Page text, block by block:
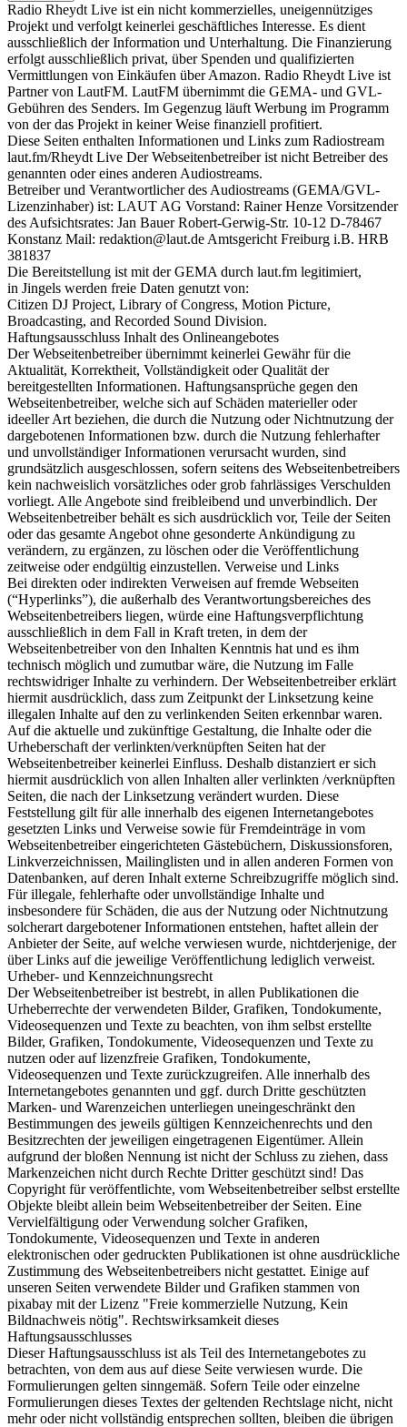
Radio Rheydt Live ist ein nicht kommerzielles, uneigennütziges
Projekt und verfolgt keinerlei geschäftliches Interesse. Es dient
ausschließlich der Information und Unterhaltung. Die Finanzierung
erfolgt ausschließlich privat, über Spenden und qualifizierten
Vermittlungen von Einkäufen über Amazon. Radio Rheydt Live ist
Partner von LautFM. LautFM übernimmt die GEMA- und GVL-
Gebühren des Senders. Im Gegenzug läuft Werbung im Programm
von der das Projekt in keiner Weise finanziell profitiert.
Diese Seiten enthalten Informationen und Links zum Radiostream
laut.fm/Rheydt Live Der Webseitenbetreiber ist nicht Betreiber des
genannten oder eines anderen Audiostreams.
Betreiber und Verantwortlicher des Audiostreams (GEMA/GVL-
Lizenzinhaber) ist: LAUT AG Vorstand: Rainer Henze Vorsitzender
des Aufsichtsrates: Jan Bauer Robert-Gerwig-Str. 10-12 D-78467
Konstanz Mail: redaktion@laut.de Amtsgericht Freiburg i.B. HRB
381837
Die Bereitstellung ist mit der GEMA durch laut.fm legitimiert,
in Jingels werden freie Daten genutzt von:
Citizen DJ Project, Library of Congress, Motion Picture,
Broadcasting, and Recorded Sound Division.
Haftungsausschluss Inhalt des Onlineangebotes
Der Webseitenbetreiber übernimmt keinerlei Gewähr für die
Aktualität, Korrektheit, Vollständigkeit oder Qualität der
bereitgestellten Informationen. Haftungsansprüche gegen den
Webseitenbetreiber, welche sich auf Schäden materieller oder
ideeller Art beziehen, die durch die Nutzung oder Nichtnutzung der
dargebotenen Informationen bzw. durch die Nutzung fehlerhafter
und unvollständiger Informationen verursacht wurden, sind
grundsätzlich ausgeschlossen, sofern seitens des Webseitenbetreibers
kein nachweislich vorsätzliches oder grob fahrlässiges Verschulden
vorliegt. Alle Angebote sind freibleibend und unverbindlich. Der
Webseitenbetreiber behält es sich ausdrücklich vor, Teile der Seiten
oder das gesamte Angebot ohne gesonderte Ankündigung zu
verändern, zu ergänzen, zu löschen oder die Veröffentlichung
zeitweise oder endgültig einzustellen. Verweise und Links
Bei direkten oder indirekten Verweisen auf fremde Webseiten
(“Hyperlinks”), die außerhalb des Verantwortungsbereiches des
Webseitenbetreibers liegen, würde eine Haftungsverpflichtung
ausschließlich in dem Fall in Kraft treten, in dem der
Webseitenbetreiber von den Inhalten Kenntnis hat und es ihm
technisch möglich und zumutbar wäre, die Nutzung im Falle
rechtswidriger Inhalte zu verhindern. Der Webseitenbetreiber erklärt
hiermit ausdrücklich, dass zum Zeitpunkt der Linksetzung keine
illegalen Inhalte auf den zu verlinkenden Seiten erkennbar waren.
Auf die aktuelle und zukünftige Gestaltung, die Inhalte oder die
Urheberschaft der verlinkten/verknüpften Seiten hat der
Webseitenbetreiber keinerlei Einfluss. Deshalb distanziert er sich
hiermit ausdrücklich von allen Inhalten aller verlinkten /verknüpften
Seiten, die nach der Linksetzung verändert wurden. Diese
Feststellung gilt für alle innerhalb des eigenen Internetangebotes
gesetzten Links und Verweise sowie für Fremdeinträge in vom
Webseitenbetreiber eingerichteten Gästebüchern, Diskussionsforen,
Linkverzeichnissen, Mailinglisten und in allen anderen Formen von
Datenbanken, auf deren Inhalt externe Schreibzugriffe möglich sind.
Für illegale, fehlerhafte oder unvollständige Inhalte und
insbesondere für Schäden, die aus der Nutzung oder Nichtnutzung
solcherart dargebotener Informationen entstehen, haftet allein der
Anbieter der Seite, auf welche verwiesen wurde, nichtderjenige, der
über Links auf die jeweilige Veröffentlichung lediglich verweist.
Urheber- und Kennzeichnungsrecht
Der Webseitenbetreiber ist bestrebt, in allen Publikationen die
Urheberrechte der verwendeten Bilder, Grafiken, Tondokumente,
Videosequenzen und Texte zu beachten, von ihm selbst erstellte
Bilder, Grafiken, Tondokumente, Videosequenzen und Texte zu
nutzen oder auf lizenzfreie Grafiken, Tondokumente,
Videosequenzen und Texte zurückzugreifen. Alle innerhalb des
Internetangebotes genannten und ggf. durch Dritte geschützten
Marken- und Warenzeichen unterliegen uneingeschränkt den
Bestimmungen des jeweils gültigen Kennzeichenrechts und den
Besitzrechten der jeweiligen eingetragenen Eigentümer. Allein
aufgrund der bloßen Nennung ist nicht der Schluss zu ziehen, dass
Markenzeichen nicht durch Rechte Dritter geschützt sind! Das
Copyright für veröffentlichte, vom Webseitenbetreiber selbst erstellte
Objekte bleibt allein beim Webseitenbetreiber der Seiten. Eine
Vervielfältigung oder Verwendung solcher Grafiken,
Tondokumente, Videosequenzen und Texte in anderen
elektronischen oder gedruckten Publikationen ist ohne ausdrückliche
Zustimmung des Webseitenbetreibers nicht gestattet. Einige auf
unseren Seiten verwendete Bilder und Grafiken stammen von
pixabay mit der Lizenz "Freie kommerzielle Nutzung, Kein
Bildnachweis nötig". Rechtswirksamkeit dieses
Haftungsausschlusses
Dieser Haftungsausschluss ist als Teil des Internetangebotes zu
betrachten, von dem aus auf diese Seite verwiesen wurde. Die
Formulierungen gelten sinngemäß. Sofern Teile oder einzelne
Formulierungen dieses Textes der geltenden Rechtslage nicht, nicht
mehr oder nicht vollständig entsprechen sollten, bleiben die übrigen